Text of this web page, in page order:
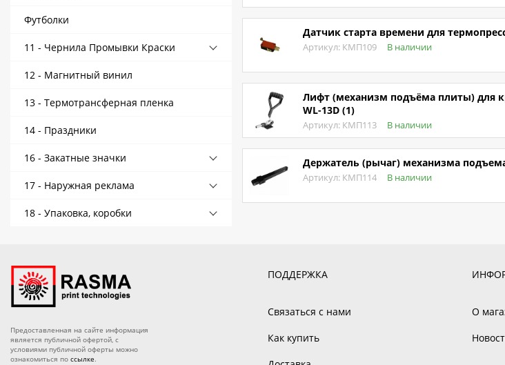
Футболки
11 - Чернила Промывки Краски
12 - Магнитный винил
13 - Термотрансферная пленка
14 - Праздники
16 - Закатные значки
17 - Наружная реклама
18 - Упаковка, коробки
Датчик старта времени для
Артикул: КМП109 В наличии
Лифт (механизм подъёма плиты) для
WL-13D (1)
Артикул: КМП113 В наличии
Держатель (рычаг) механизма
Артикул: КМП114 В наличии
Предоставленная на сайте информация
является публичной офертой, с
условиями публичной оферты можно
ознакомиться по ссылке.
ПОДДЕРЖКА
Связаться с нами
Как купить
О